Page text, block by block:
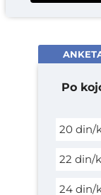
Po
20 din/
22 din/
24 din/